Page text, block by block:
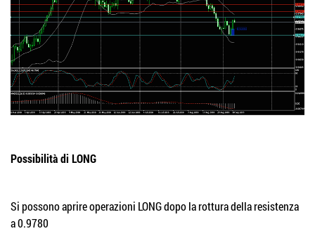
Possibilità di LONG
Si possono aprire operazioni LONG dopo la rottura della resistenza
a 0.9780